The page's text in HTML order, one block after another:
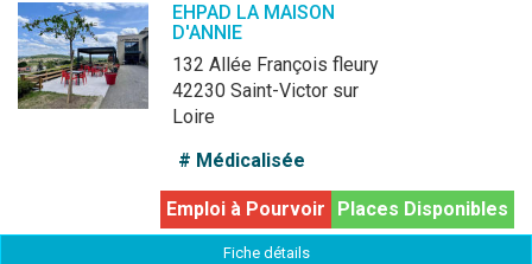
EHPAD LA MAISON
D'ANNIE
132 Allée François fleury
42230 Saint-Victor sur
Loire
# Médicalisée
Places Disponibles
Emploi à Pourvoir
Fiche détails